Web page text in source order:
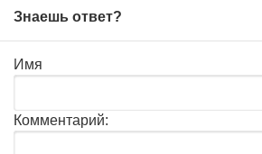
Знаешь ответ?
Имя
Комментарий: